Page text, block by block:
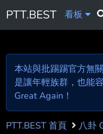
PTT.BEST 看板
本站與批踢踢官方無
是讓年輕族群，也能
Great Again！
PTT.BEST 首頁 八卦